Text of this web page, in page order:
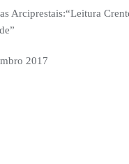
Arciprestais:“Leitura
2017